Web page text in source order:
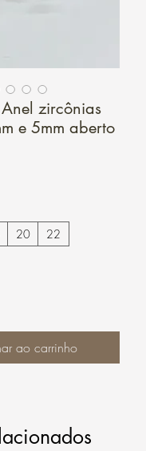
zircônias
e 5mm aberto
20 22
ao carrinho